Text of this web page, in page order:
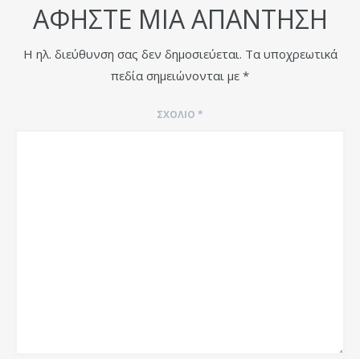
ΑΦΉΣΤΕ ΜΙΑ ΑΠΆΝΤΗΣΗ
Η ηλ. διεύθυνση σας δεν δημοσιεύεται. Τα υποχρεωτικά
πεδία σημειώνονται με *
ΣΧΌΛΙΟ *